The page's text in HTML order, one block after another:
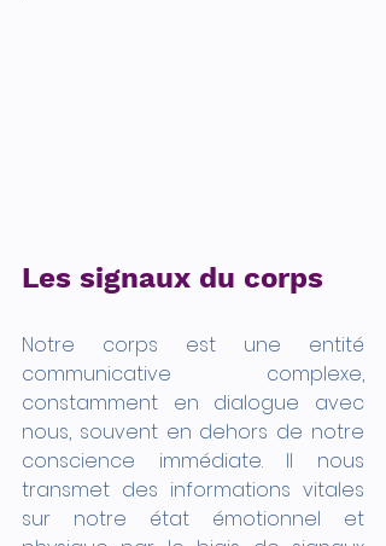
Les signaux du corps
Notre corps est une entité
communicative complexe,
constamment en dialogue avec
nous, souvent en dehors de notre
conscience immédiate. Il nous
transmet des informations vitales
sur notre état émotionnel et